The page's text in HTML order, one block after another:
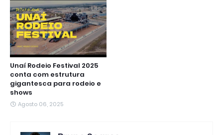
Unaí Rodeio Festival 2025
conta com estrutura
gigantesca para rodeio e
shows
Agosto 06, 2025